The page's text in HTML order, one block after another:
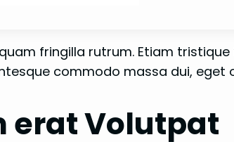
fringilla rutrum. Etiam
commodo massa dui, eget
erat Volutpat